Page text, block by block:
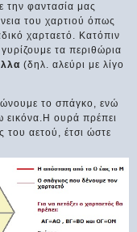
την φαντασία μας
του χαρτιού όπως
χαρταετό. Κατόπιν
τα περιθώρια
(δηλ. αλεύρι με λίγο
το σπάγκο, ενώ
ουρά πρέπει
αετού, έτσι ώστε